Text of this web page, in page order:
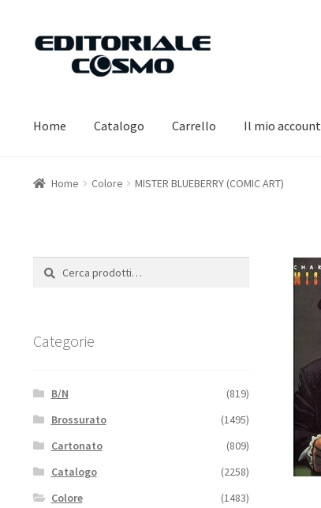
Vai
navigazione
Vai
Home Catalogo Carrello Il mio account
Home Colore MISTER BLUEBERRY (COMIC ART)
Cerca:
Cerca
Categorie
B/N
(819)
Brossurato
(1495)
Cartonato
(809)
Catalogo
(2258)
Colore
(1483)